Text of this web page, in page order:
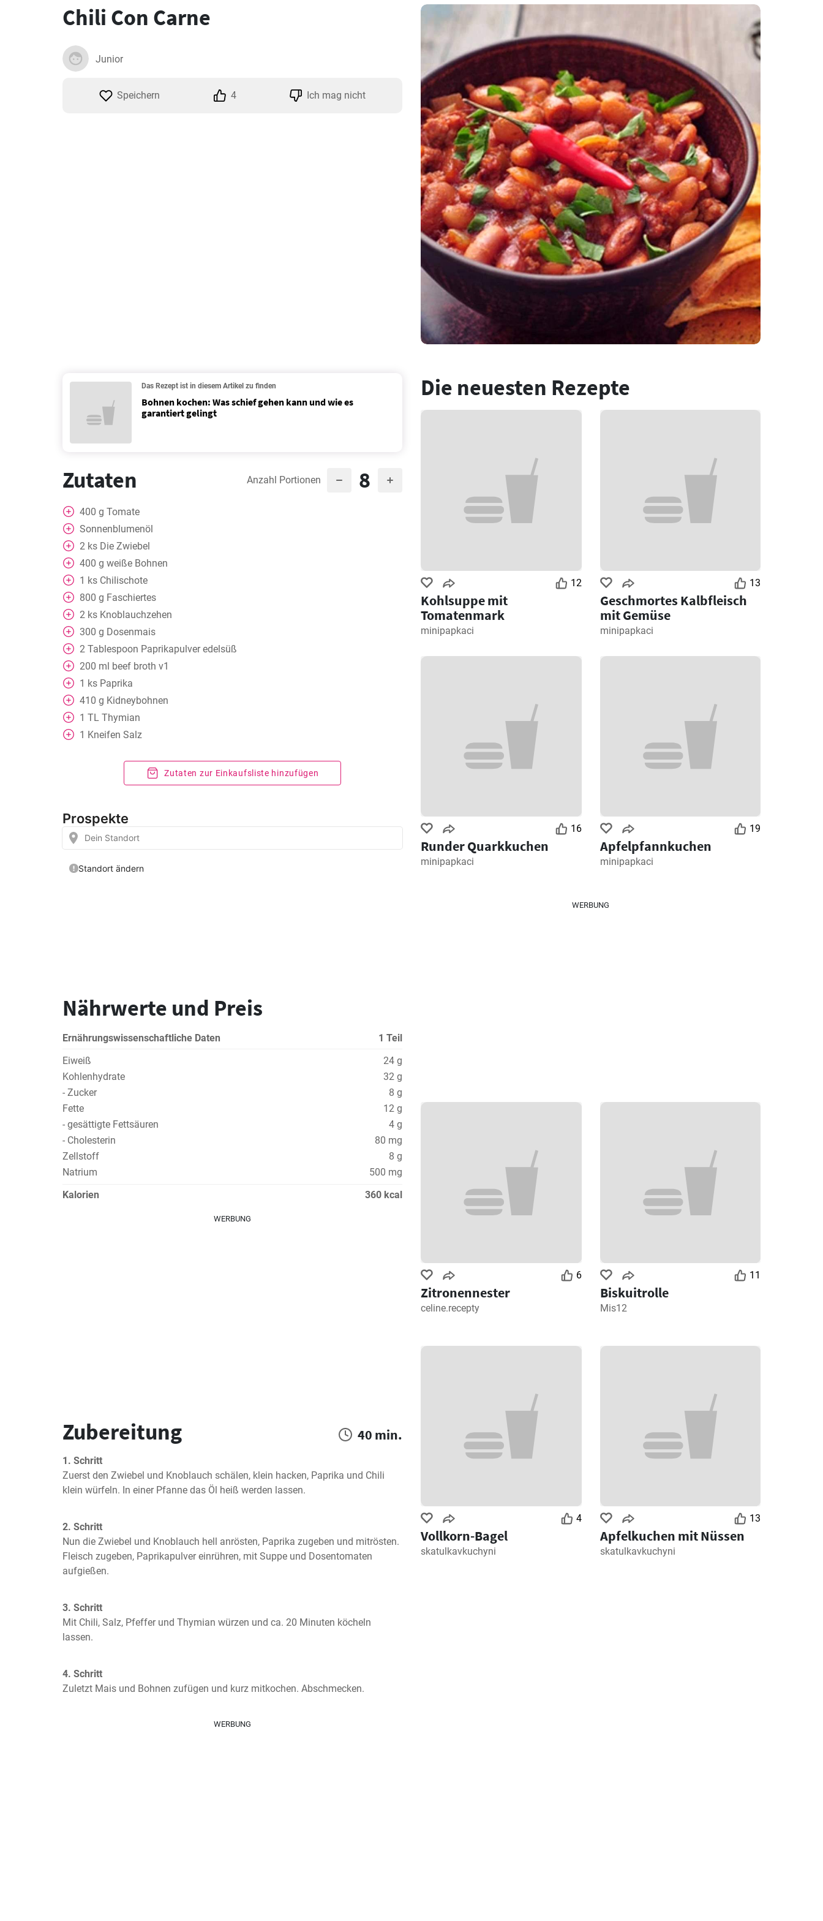
Chili Con Carne
Junior
Speichern 4 Ich mag nicht
Das Rezept ist in diesem Artikel zu finden
Bohnen kochen: Was schief gehen kann und wie es
garantiert gelingt
Zutaten Anzahl Portionen 8
400 g Tomate
Sonnenblumenöl
2 ks Die Zwiebel
400 g weiße Bohnen
1 ks Chilischote
800 g Faschiertes
2 ks Knoblauchzehen
300 g Dosenmais
2 Tablespoon Paprikapulver edelsüß
200 ml beef broth v1
1 ks Paprika
410 g Kidneybohnen
1 TL Thymian
1 Kneifen Salz
Zutaten zur Einkaufsliste hinzufügen
Nährwerte und Preis
Ernährungswissenschaftliche Daten
1 Teil
Eiweiß
24 g
Kohlenhydrate
32 g
- Zucker
8 g
Fette
12 g
- gesättigte Fettsäuren
4 g
- Cholesterin
80 mg
Zellstoff
8 g
Natrium
500 mg
Kalorien
360 kcal
WERBUNG
Zubereitung 40 min.
1. Schritt
Zuerst den Zwiebel und Knoblauch schälen, klein hacken, Paprika und Chili
klein würfeln. In einer Pfanne das Öl heiß werden lassen.
2. Schritt
Nun die Zwiebel und Knoblauch hell anrösten, Paprika zugeben und mitrösten.
Fleisch zugeben, Paprikapulver einrühren, mit Suppe und Dosentomaten
aufgießen.
3. Schritt
Mit Chili, Salz, Pfeffer und Thymian würzen und ca. 20 Minuten köcheln
lassen.
4. Schritt
Zuletzt Mais und Bohnen zufügen und kurz mitkochen. Abschmecken.
WERBUNG
Die neuesten Rezepte
12
Kohlsuppe mit
Tomatenmark
minipapkaci
13
Geschmortes Kalbfleisch
mit Gemüse
minipapkaci
16
Runder Quarkkuchen
minipapkaci
19
Apfelpfannkuchen
minipapkaci
WERBUNG
6
Zitronennester
celine.recepty
11
Biskuitrolle
Mis12
4
Vollkorn-Bagel
skatulkavkuchyni
13
Apfelkuchen mit Nüssen
skatulkavkuchyni